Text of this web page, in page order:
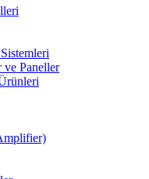
ve Paneller